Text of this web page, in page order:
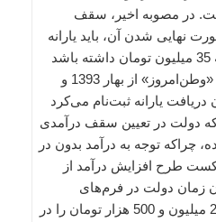
در مصوبه اخیر، سقف
نهایی شدن آن، باید یارانه
نقدی کسی که درآمد سالانه 35 میلیون تومان داشته باشد
قطع شود. رسانه‌هایی مثل «وطن‌امروز» از بهار 1393 و
یارانه ثبت‌نام می‌کرد
دولت در تعیین سقف درآمدی
چراکه توجه به درآمد بدون در
طرح افزایش درآمد از
زمان دولت در فرم‌های
خوداظهاری سقف درآمدی 2 میلیون و 500 هزار تومان را در